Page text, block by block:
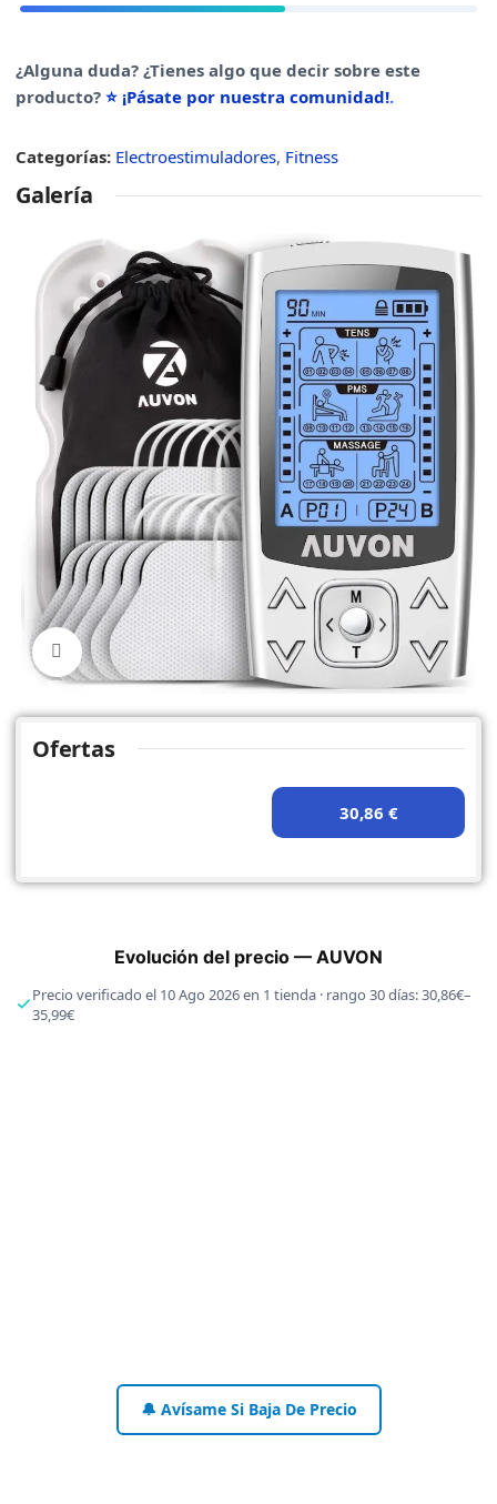
¿Alguna duda? ¿Tienes algo que decir sobre este
producto? ⭐ ¡Pásate por nuestra comunidad!.
Categorías: Electroestimuladores, Fitness
Galería
Click to enlarge
Ofertas
30,86 €
Evolución del precio — AUVON
Precio verificado el 10 Ago 2026 en 1 tienda · rango 30 días: 30,86€–
35,99€
🔔 Avísame Si Baja De Precio